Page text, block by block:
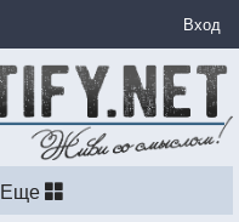
Вход
Еще